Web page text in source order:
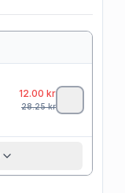
12.00 kr
28.25kr